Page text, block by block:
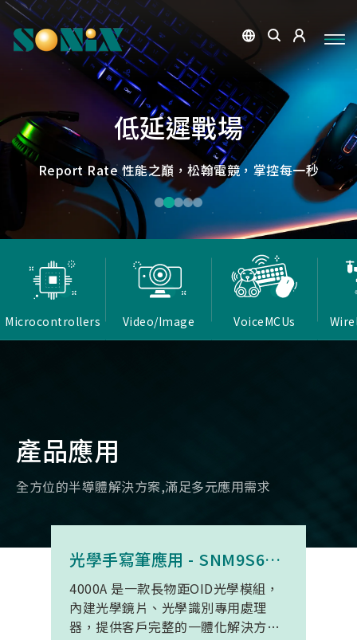
微小核心，巨大力量
松翰MCU：極致效能，智慧應用無所不在
低延遲戰場
Report Rate 性能之巔，松翰電競，掌控每一秒
捕捉每個清晰瞬間
高畫質ISP技術，支援HDR/3D降噪，提供卓越影像處理
能力
點讀魔法，數位學習新體驗
OID光學辨識技術，紙本內容瞬間數位化，開啟互動新篇
章
低延遲，無線視界
確保流暢穩定的影像傳輸
Microcontrollers Video/Image VoiceMCUs
產品應用
全方位的半導體解決方案,滿足多元應用需求
光學手寫筆應用 - SNM9S6100BC4000A
4000A 是一款長物距OID光學模組，
內建光學鏡片、光學識別專用處理
器，提供客戶完整的一體化解決方